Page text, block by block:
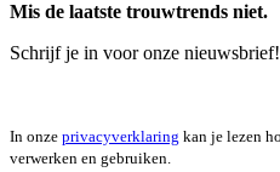
Mis de laatste trouwtrends niet.
Schrijf je in voor onze nieuwsbrief!
In onze privacyverklaring kan je lezen
verwerken en gebruiken.